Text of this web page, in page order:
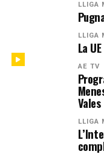
LLIGA
LLIGA
La
AE TV
Vales
LLIGA